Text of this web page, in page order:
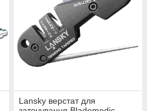
Lansky верстат для